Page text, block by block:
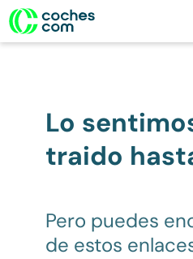
Lo
traido
Pero puedes
de estos